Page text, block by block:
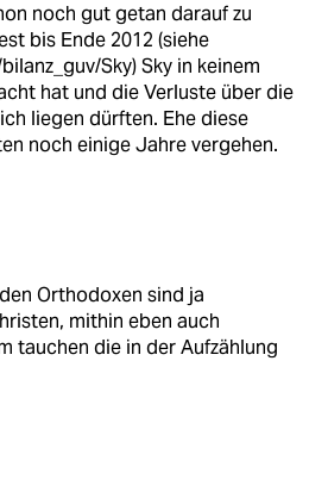
noch gut getan darauf zu
bis Ende 2012 (siehe
Sky) Sky in keinem
hat und die Verluste über die
liegen dürften. Ehe diese
noch einige Jahre vergehen.
Orthodoxen sind ja
mithin eben auch
tauchen die in der Aufzählung